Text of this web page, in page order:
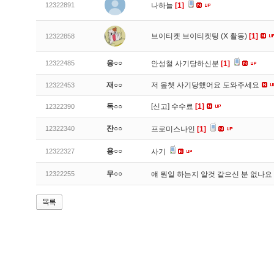
12322891 나하늘 [1]
12322858 브이티켓 브이티켓팅 (X 활동) [1]
12322485 응○○ 안성철 사기당하신분 [1]
12322453 재○○ 저 옾쳇 사기당했어요 도와주세요
12322390 독○○ [신고] 수수료 [1]
12322340 잔○○ 프로미스나인 [1]
12322327 용○○ 사기
12322255 무○○ 얘 뭔일 하는지 알것 같으신 분 없나요